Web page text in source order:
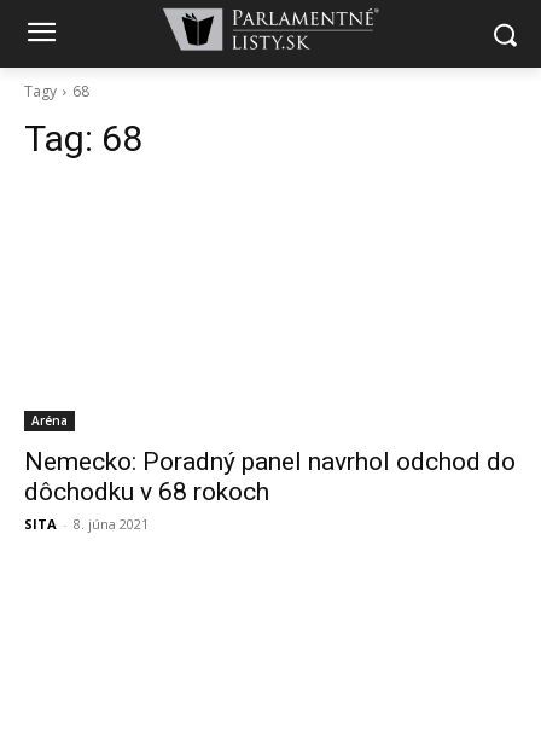
Tagy 68
Tag: 68
Aréna
Nemecko: Poradný panel navrhol odchod do
dôchodku v 68 rokoch
SITA - 8. júna 2021